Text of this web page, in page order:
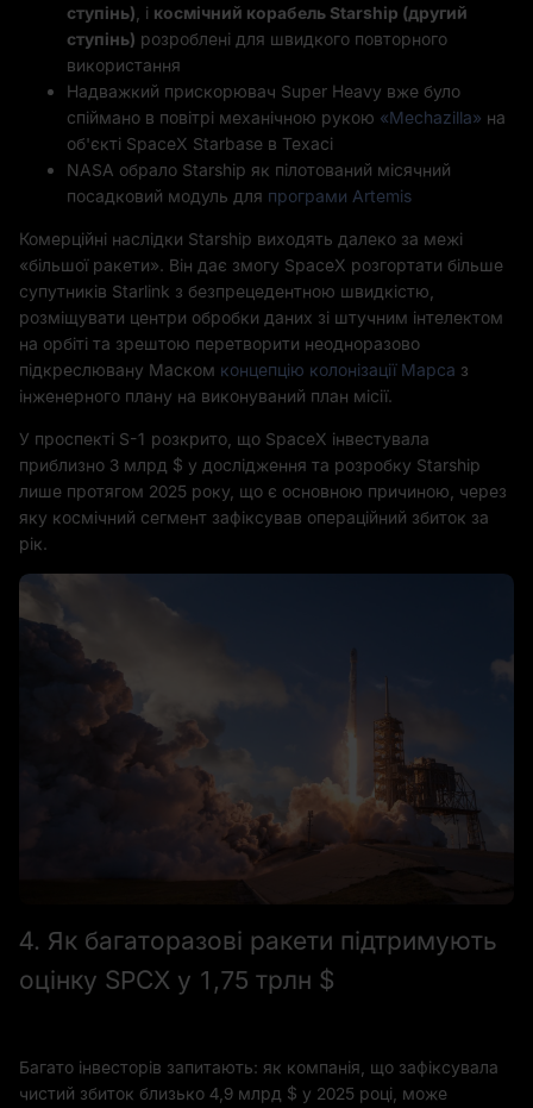
ступінь) , і космічний корабель Starship (другий
ступінь) розроблені для швидкого повторного
використання
Надважкий прискорювач Super Heavy вже було
спіймано в повітрі механічною рукою «Mechazilla» на
об'єкті SpaceX Starbase в Техасі
NASA обрало Starship як пілотований місячний
посадковий модуль для програми Artemis
Комерційні наслідки Starship виходять далеко за межі
«більшої ракети». Він дає змогу SpaceX розгортати більше
супутників Starlink з безпрецедентною швидкістю,
розміщувати центри обробки даних зі штучним інтелектом
на орбіті та зрештою перетворити неодноразово
підкреслювану Маском концепцію колонізації Марса з
інженерного плану на виконуваний план місії.
У проспекті S-1 розкрито, що SpaceX інвестувала
приблизно 3 млрд $ у дослідження та розробку Starship
лише протягом 2025 року, що є основною причиною, через
яку космічний сегмент зафіксував операційний збиток за
рік.
4. Як багаторазові ракети підтримують
оцінку SPCX у 1,75 трлн $
Багато інвесторів запитають: як компанія, що зафіксувала
чистий збиток близько 4,9 млрд $ у 2025 році, може